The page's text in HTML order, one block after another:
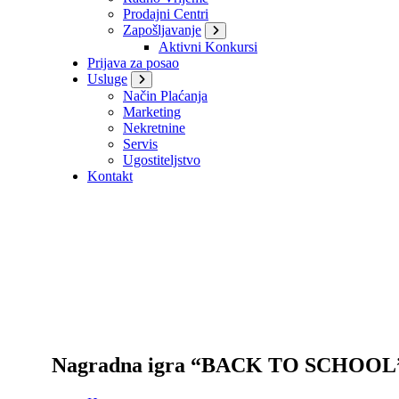
Prodajni Centri
Zapošljavanje
Aktivni Konkursi
Prijava za posao
Usluge
Način Plaćanja
Marketing
Nekretnine
Servis
Ugostiteljstvo
Kontakt
Nagradna igra “BACK TO